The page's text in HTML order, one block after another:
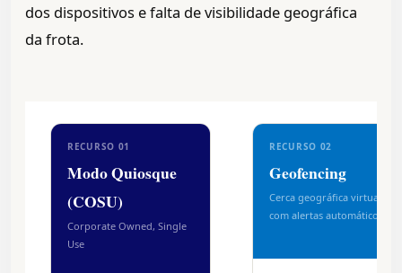
dos dispositivos e falta de visibilidade geográfica
da frota.
RECURSO 01
Modo Quiosque
(COSU)
Corporate Owned, Single
Use
RECURSO 02
Geofencing
Cerca geográfica virtual
com alertas automáticos